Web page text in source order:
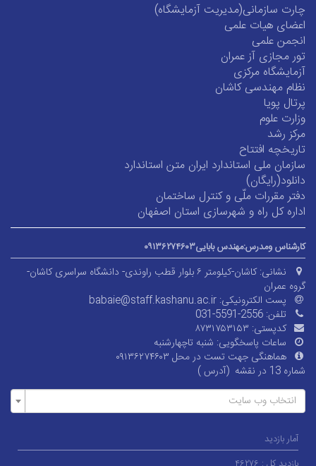
چارت سازمانی(مدیریت آزمایشگاه)
اعضای هیات علمی
انجمن علمی
تور مجازی آز عمران
آزمایشگاه مرکزی
نظام مهندسی کاشان
پرتال پویا
وزارت علوم
مرکز رشد
تاریخچه افتتاح
سازمان ملی استاندارد ایران متن استاندارد
دانلود(رایگان)
دفتر مقررات ملّی و کنترل ساختمان
اداره کل راه و شهرسازی استان اصفهان
کارشناس ومدرس:مهندس بابایی۰۹۱۳۶۲۷۴۶۰۳
نشانی:
کاشان-کیلومتر ۶ بلوار قطب راوندی- دانشگاه سراسری کاشان-
گروه عمران
پست الکترونیکی: babaie@staff.kashanu.ac.ir
تلفن: 031-5591-2556
کدپستی: ۸۷۳۱۷۵۳۱۵۳
ساعات پاسخگویی: شنبه تاچهارشنبه
هماهنگی جهت تست در محل ۰۹۱۳۶۲۷۴۶۰۳
شماره 13 در نقشه (آدرس
)
انتخاب وب سایت
آمار بازدید